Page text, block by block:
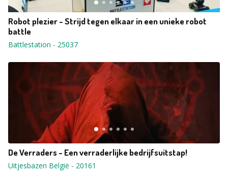
Robot plezier - Strijd tegen elkaar in een unieke robot
battle
Battlestation - 25037
De Verraders - Een verraderlijke bedrijfsuitstap!
Uitjesbazen België - 20161